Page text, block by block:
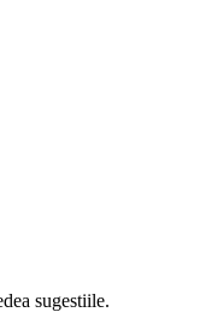
sugestiile.